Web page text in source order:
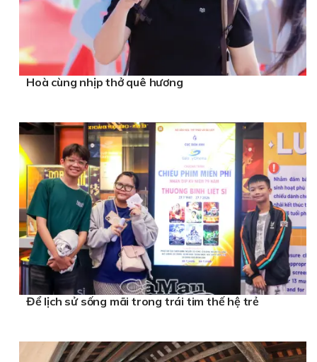
Hoà cùng nhịp thở quê hương
Để lịch sử sống mãi trong trái tim thế hệ trẻ